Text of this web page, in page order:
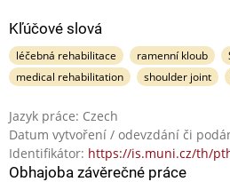
Kľúčové slová
léčebná rehabilitace ramenní kloub
medical rehabilitation
shoulder joint
Jazyk práce: Czech
Datum vytvoření / odevzdání či
Identifikátor: https://is.muni.cz/th/
Obhajoba závěrečné práce